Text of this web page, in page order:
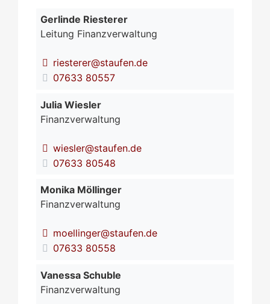
Gerlinde Riesterer
Leitung Finanzverwaltung
riesterer@staufen.de
07633 80557
Julia Wiesler
Finanzverwaltung
wiesler@staufen.de
07633 80548
Monika Möllinger
Finanzverwaltung
moellinger@staufen.de
07633 80558
Vanessa Schuble
Finanzverwaltung